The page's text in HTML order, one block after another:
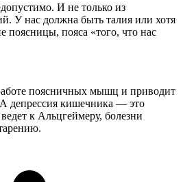
И не только из
У нас должна быть талия или хотя
поясницы, пояса «того, что нас
поясничных мышц и приводит
депрессия кишечника — это
к Альцгеймеру, болезни